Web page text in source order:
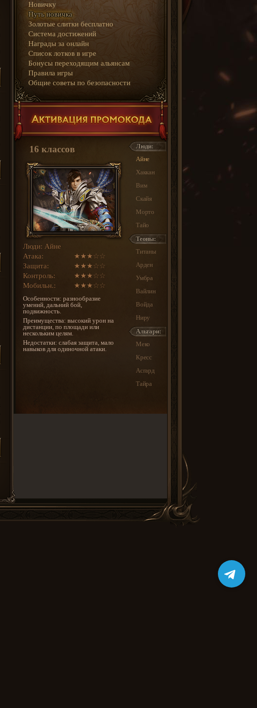
Новичку
Путь новичка
Золотые слитки бесплатно
Система достижений
Награды за онлайн
Список лотков в игре
Бонусы переходящим альянсам
Правила игры
Общие советы по безопасности
16 классов
Люди:
Айне
Хаккан
Вим
Скайя
Морто
Тайо
Теоны:
Титаны
Арден
Умбра
Вайлин
Войда
Ниру
Альтари:
Меко
Кресс
Асгард
Тайра
Люди: Айне
Атака:
★★★☆☆
Защита:
★★★☆☆
Контроль:
★★★☆☆
Мобильн.:
★★★☆☆
Особенности: разнообразие
умений, дальний бой,
подвижность.
Преимущества: высокий урон на
дистанции, по площади или
нескольким целям.
Недостатки: слабая защита, мало
навыков для одиночной атаки.